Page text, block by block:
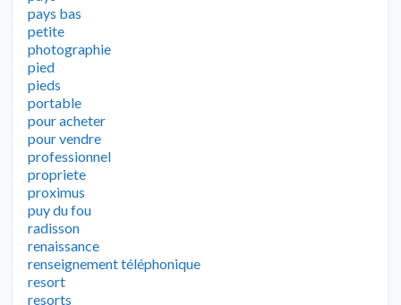
pays bas
petite
photographie
pied
pieds
portable
pour acheter
pour vendre
professionnel
propriete
proximus
puy du fou
radisson
renaissance
renseignement téléphonique
resort
resorts